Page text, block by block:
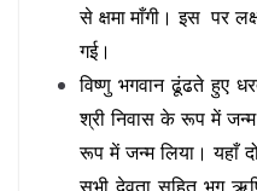
से क्षमा माँगी। इस पर
गई।
विष्णु भगवान ढूंढते हुए
श्री निवास के रूप में
रूप में जन्म लिया। यहाँ